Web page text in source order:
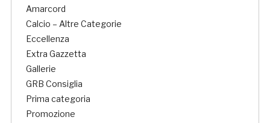
Amarcord
Calcio – Altre Categorie
Eccellenza
Extra Gazzetta
Gallerie
GRB Consiglia
Prima categoria
Promozione